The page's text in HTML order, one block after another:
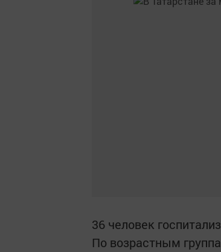
36 человек
По возрастным